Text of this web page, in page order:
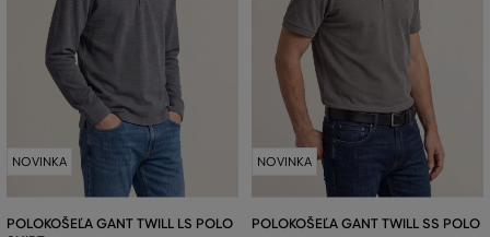
NOVINKA
POLOKOŠEĽA GANT TWILL LS POLO
NOVINKA
POLOKOŠEĽA GANT TWILL SS POLO